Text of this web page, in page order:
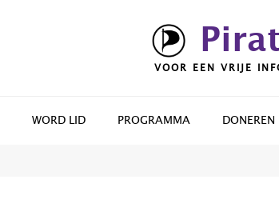
VOOR EEN VRIJE
WORD LID PROGRAMMA DONEREN